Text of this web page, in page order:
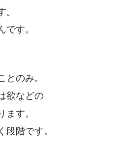
す。
のみ。
欲などの
す。
階です。